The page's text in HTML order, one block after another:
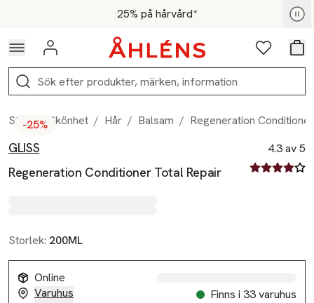
Hoppa till navigationsmenyn25% på hårvård*
För medlemmar - Shoppa nu
Logga in Favoriter
Sök
Start / Skönhet / Hår / Balsam / Regeneration
Produktbilder
Hoppa över bildspelet
-25%
GLISS
Regeneration Conditioner Total Repair
4.3 av 5
4.3 av fem
Storlek: 200ML
Online
Varuhus
Finns i 33 varuhus
Produktinformation